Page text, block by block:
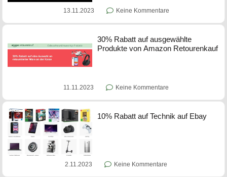
13.11.2023 Keine Kommentare
30% Rabatt auf ausgewählte
Produkte von Amazon Retourenkauf
11.11.2023 Keine Kommentare
10% Rabatt auf Technik auf Ebay
2.11.2023 Keine Kommentare